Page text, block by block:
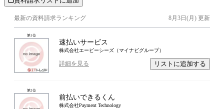
最新の資料請求ランキング 8月3日(月) 更新
第1位
速払いサービス
株式会社エーピーシーズ（マイナビグループ）
詳細を見る リストに追加する
第2位
前払いできるくん
株式会社Payment Technology